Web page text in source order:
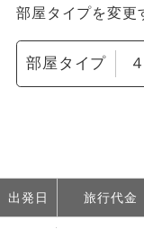
部屋タイプを変更
部屋タイプ
出発日 旅行代金